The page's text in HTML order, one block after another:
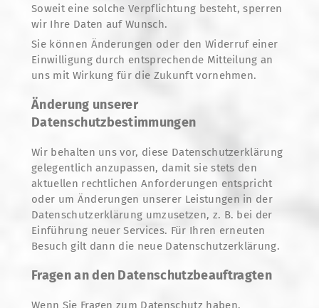
Soweit eine solche Verpflichtung besteht, sperren
wir Ihre Daten auf Wunsch.
Sie können Änderungen oder den Widerruf einer
Einwilligung durch entsprechende Mitteilung an
uns mit Wirkung für die Zukunft vornehmen.
Änderung unserer
Datenschutzbestimmungen
Wir behalten uns vor, diese Datenschutzerklärung
gelegentlich anzupassen, damit sie stets den
aktuellen rechtlichen Anforderungen entspricht
oder um Änderungen unserer Leistungen in der
Datenschutzerklärung umzusetzen, z. B. bei der
Einführung neuer Services. Für Ihren erneuten
Besuch gilt dann die neue Datenschutzerklärung.
Fragen an den Datenschutzbeauftragten
Wenn Sie Fragen zum Datenschutz haben,